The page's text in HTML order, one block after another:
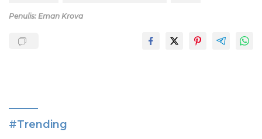
Penulis: Eman Krova
#Trending